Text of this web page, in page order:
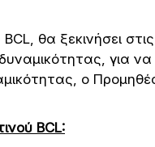
θα ξεκινήσει
για
ο
BCL: